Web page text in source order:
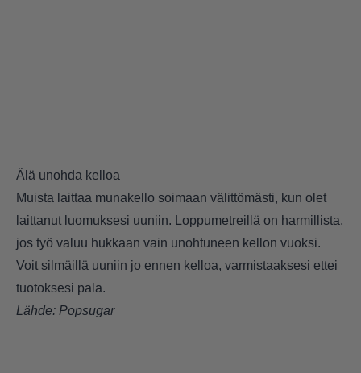
Älä unohda kelloa
Muista laittaa munakello soimaan välittömästi, kun olet
laittanut luomuksesi uuniin. Loppumetreillä on harmillista,
jos työ valuu hukkaan vain unohtuneen kellon vuoksi.
Voit silmäillä uuniin jo ennen kelloa, varmistaaksesi ettei
tuotoksesi pala.
Lähde: Popsugar